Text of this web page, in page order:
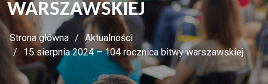
WARSZAWSKIEJ
Strona główna
Aktualności
15 sierpnia 2024 – 104 rocznica bitwy warszawskiej